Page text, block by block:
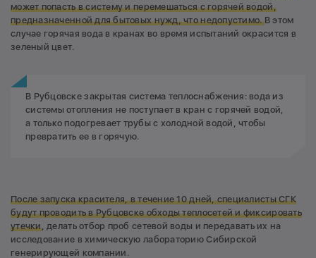
может попасть в систему и перемешаться с горячей водой,
предназначенной для бытовых нужд, что недопустимо.В этом
случае горячая вода в кранах во время испытаний окрасится в
зеленый цвет.
В Рубцовске закрытая система теплоснабжения: вода из
системы отопления не поступает в кран с горячей водой,
а только подогревает трубы с холодной водой, чтобы
превратить ее в горячую.
После запуска красителя, в течение 10 дней, специалисты СГК
будут проводить в Рубцовске обходы теплосетей и фиксировать
утечки, делать отбор проб сетевой воды и передавать их на
исследование в химическую лабораторию Сибирской
генерирующей компании.